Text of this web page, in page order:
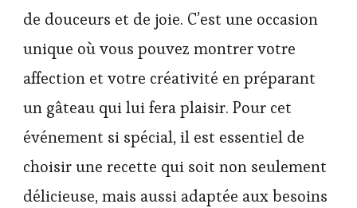
de douceurs et de joie. C’est une occasion
unique où vous pouvez montrer votre
affection et votre créativité en préparant
un gâteau qui lui fera plaisir. Pour cet
événement si spécial, il est essentiel de
choisir une recette qui soit non seulement
délicieuse, mais aussi adaptée aux besoins